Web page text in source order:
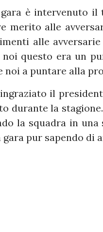
è intervenuto il
merito alle
alle
questo era un
noi a puntare alla
il
durante la
la squadra in
pur sapendo di